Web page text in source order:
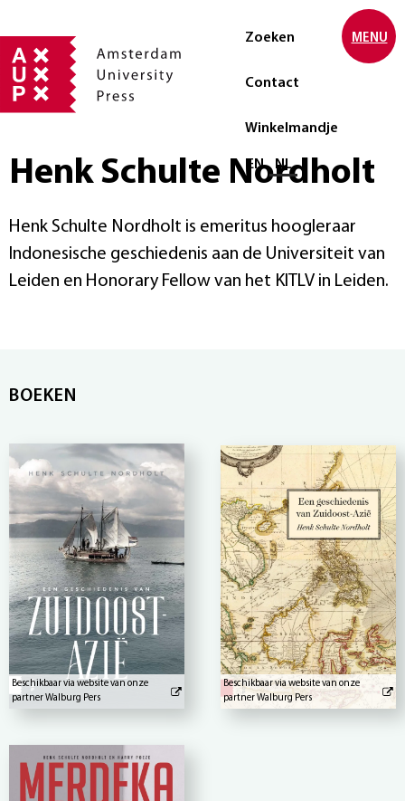
Zoeken
Contact
Winkelmandje
Selecteer taal
EN NL
MENU
Henk Schulte Nordholt
Henk Schulte Nordholt is emeritus hoogleraar
Indonesische geschiedenis aan de Universiteit van
Leiden en Honorary Fellow van het KITLV in Leiden.
BOEKEN
Beschikbaar via website van onze
partner Walburg Pers
Beschikbaar via website van onze
partner Walburg Pers